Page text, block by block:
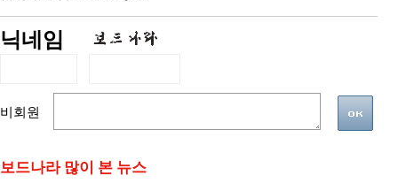
닉네임
비회원
보드나라 많이 본 뉴스